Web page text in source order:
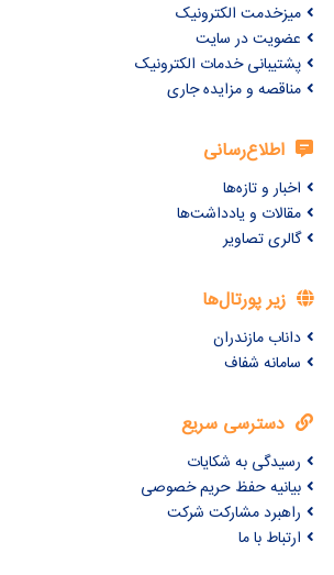
میزخدمت الکترونیک
عضویت در سایت
پشتیبانی خدمات الکترونیک
مناقصه و مزایده جاری
اطلاع‌رسانی
اخبار و تازه‌ها
مقالات و یادداشت‌ها
گالری تصاویر
زیر پورتال‌ها
داناب مازندران
سامانه شفاف
دسترسی سریع
رسیدگی به شکایات
بیانیه حفظ حریم خصوصی
راهبرد مشارکت شرکت
ارتباط با ما